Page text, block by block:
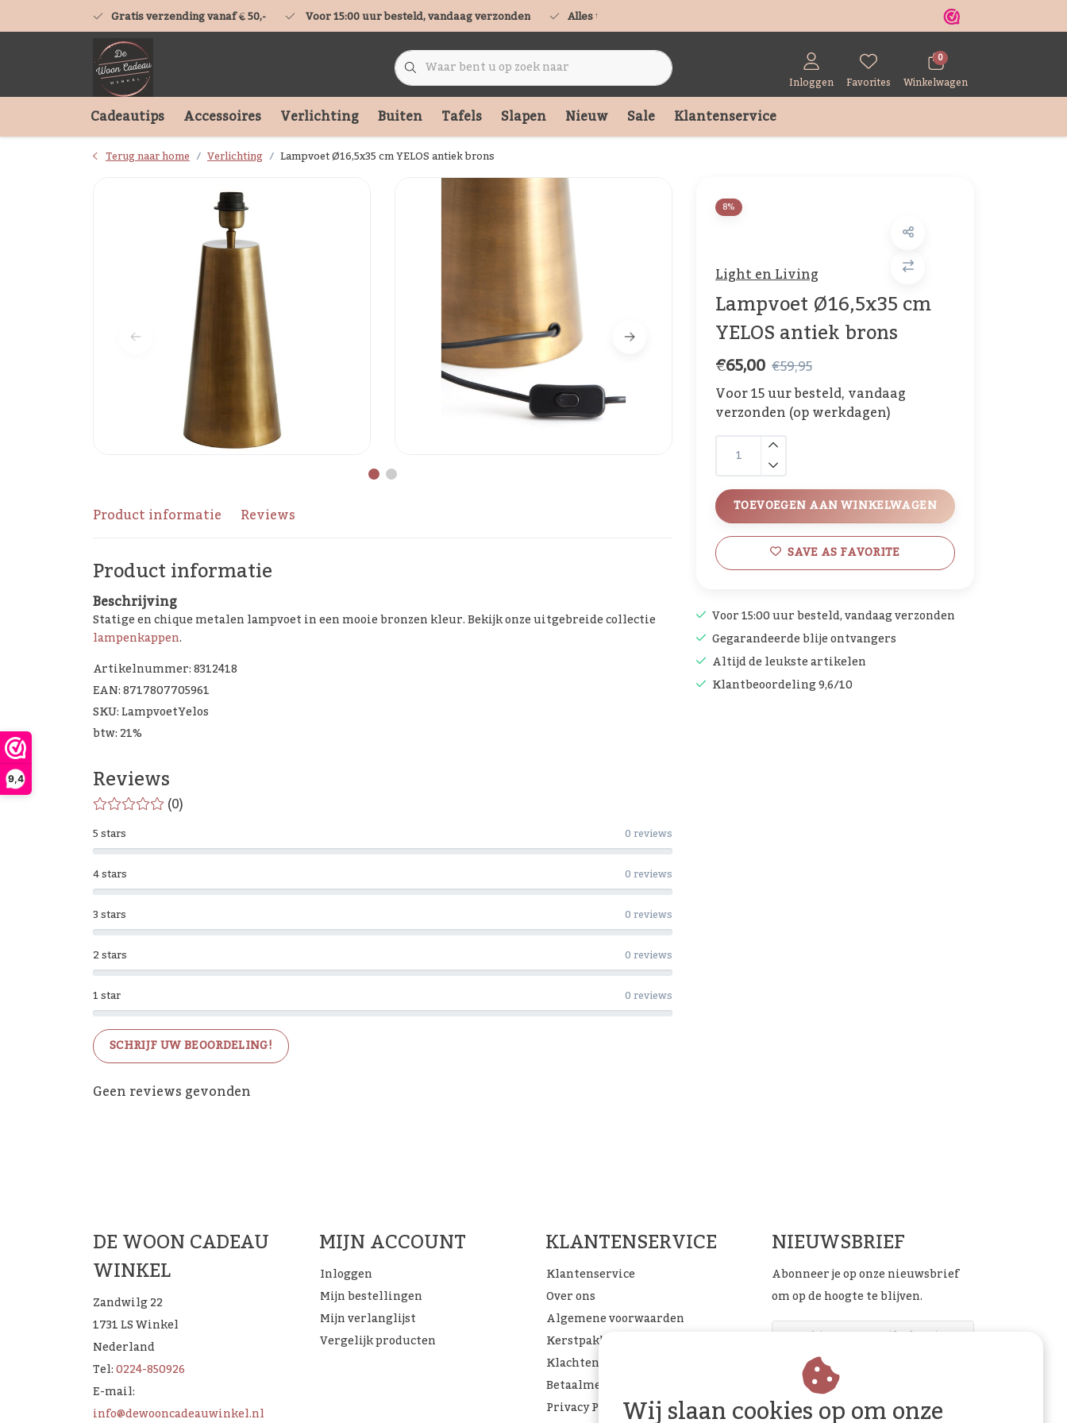
9,4
Gratis verzending vanaf € 50,- Voor 15:00 uur besteld, vandaag verzonden Alles uit voorraad leverbaar
Inloggen Favorites
0
Winkelwagen
Cadeautips Accessoires Verlichting Buiten Tafels Slapen Nieuw Sale Klantenservice
Terug naar home Verlichting Lampvoet Ø16,5x35 cm YELOS antiek brons
8%
Light en Living
Lampvoet Ø16,5x35 cm
YELOS antiek brons
€65,00 €59,95
Voor 15 uur besteld, vandaag
verzonden (op werkdagen)
TOEVOEGEN AAN WINKELWAGEN
SAVE AS FAVORITE
Voor 15:00 uur besteld, vandaag verzonden
Gegarandeerde blije ontvangers
Altijd de leukste artikelen
Klantbeoordeling 9,6/10
Product informatie Reviews
Product informatie
Beschrijving
Statige en chique metalen lampvoet in een mooie bronzen kleur. Bekijk onze uitgebreide collectie
lampenkappen.
Artikelnummer: 8312418
EAN: 8717807705961
SKU: LampvoetYelos
btw: 21%
Reviews
(0)
1 star 0 reviews
2 stars 0 reviews
3 stars 0 reviews
4 stars 0 reviews
5 stars 0 reviews
SCHRIJF UW BEOORDELING!
Geen reviews gevonden
DE WOON CADEAU
WINKEL
Zandwilg 22
1731 LS Winkel
Nederland
Tel:0224-850926
E-mail:
info@dewooncadeauwinkel.nl
MIJN ACCOUNT
Inloggen
Mijn bestellingen
Mijn verlanglijst
Vergelijk producten
KLANTENSERVICE
Klantenservice
Over ons
Algemene voorwaarden
Kerstpakketten
Klachtenpagina
Betaalmethoden
Privacy Policy
NIEUWSBRIEF
Abonneer je op onze nieuwsbrief
om op de hoogte te blijven.
ABONNEER
Wij slaan cookies op om onze